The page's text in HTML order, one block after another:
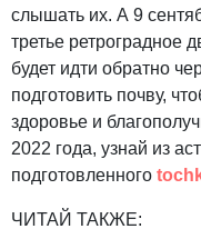
слышать их. А 9
третье ретроградное
будет идти обратно
подготовить почву,
здоровье и
2022 года, узнай из
подготовленного
ЧИТАЙ ТАКЖЕ: